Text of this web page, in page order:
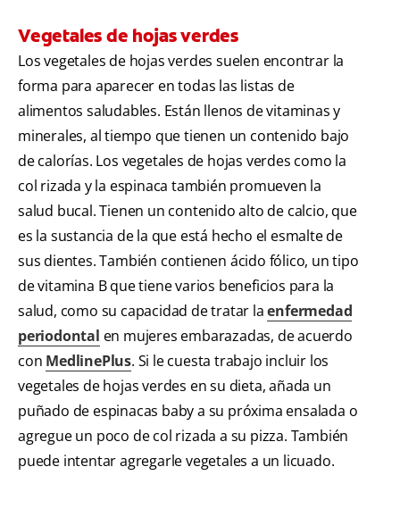
Vegetales de hojas verdes
Los vegetales de hojas verdes suelen encontrar la
forma para aparecer en todas las listas de
alimentos saludables. Están llenos de vitaminas y
minerales, al tiempo que tienen un contenido bajo
de calorías. Los vegetales de hojas verdes como la
col rizada y la espinaca también promueven la
salud bucal. Tienen un contenido alto de calcio, que
es la sustancia de la que está hecho el esmalte de
sus dientes. También contienen ácido fólico, un tipo
de vitamina B que tiene varios beneficios para la
salud, como su capacidad de tratar laenfermedad
periodontal en mujeres embarazadas, de acuerdo
con MedlinePlus. Si le cuesta trabajo incluir los
vegetales de hojas verdes en su dieta, añada un
puñado de espinacas baby a su próxima ensalada o
agregue un poco de col rizada a su pizza. También
puede intentar agregarle vegetales a un licuado.